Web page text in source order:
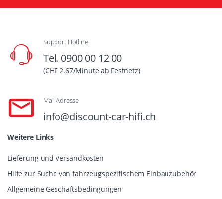
Support Hotline
Tel. 0900 00 12 00
(CHF 2.67/Minute ab Festnetz)
Mail Adresse
info@discount-car-hifi.ch
Weitere Links
Lieferung und Versandkosten
Hilfe zur Suche von fahrzeugspezifischem Einbauzubehör
Allgemeine Geschäftsbedingungen